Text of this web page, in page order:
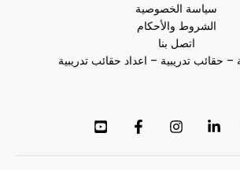
سياسة الخصوصية
الشروط والأحكام
اتصل بنا
– حقائب تدريبية – اعداد حقائب تدريبية